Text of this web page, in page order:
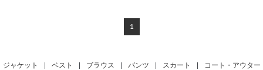
1
ジャケット ベスト ブラウス パンツ スカート コート・アウター